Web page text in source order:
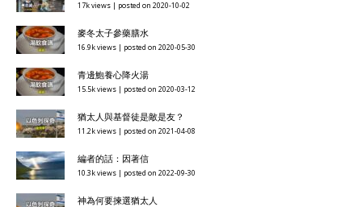
17k views | posted on 2020-10-02
麥冬太子參藥膳水
16.9k views | posted on 2020-05-30
青邊鮑養心降火湯
15.5k views | posted on 2020-03-12
猶太人與基督徒是敵是友？
11.2k views | posted on 2021-04-08
編者的話：因著信
10.3k views | posted on 2022-09-30
神為何要揀選猶太人